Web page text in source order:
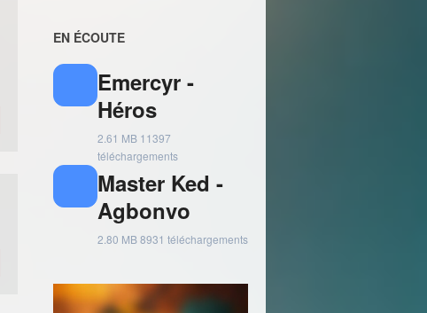
EN ÉCOUTE
Emercyr -
Héros
2.61 MB 11397
téléchargements
Master Ked -
Agbonvo
2.80 MB8931 téléchargements